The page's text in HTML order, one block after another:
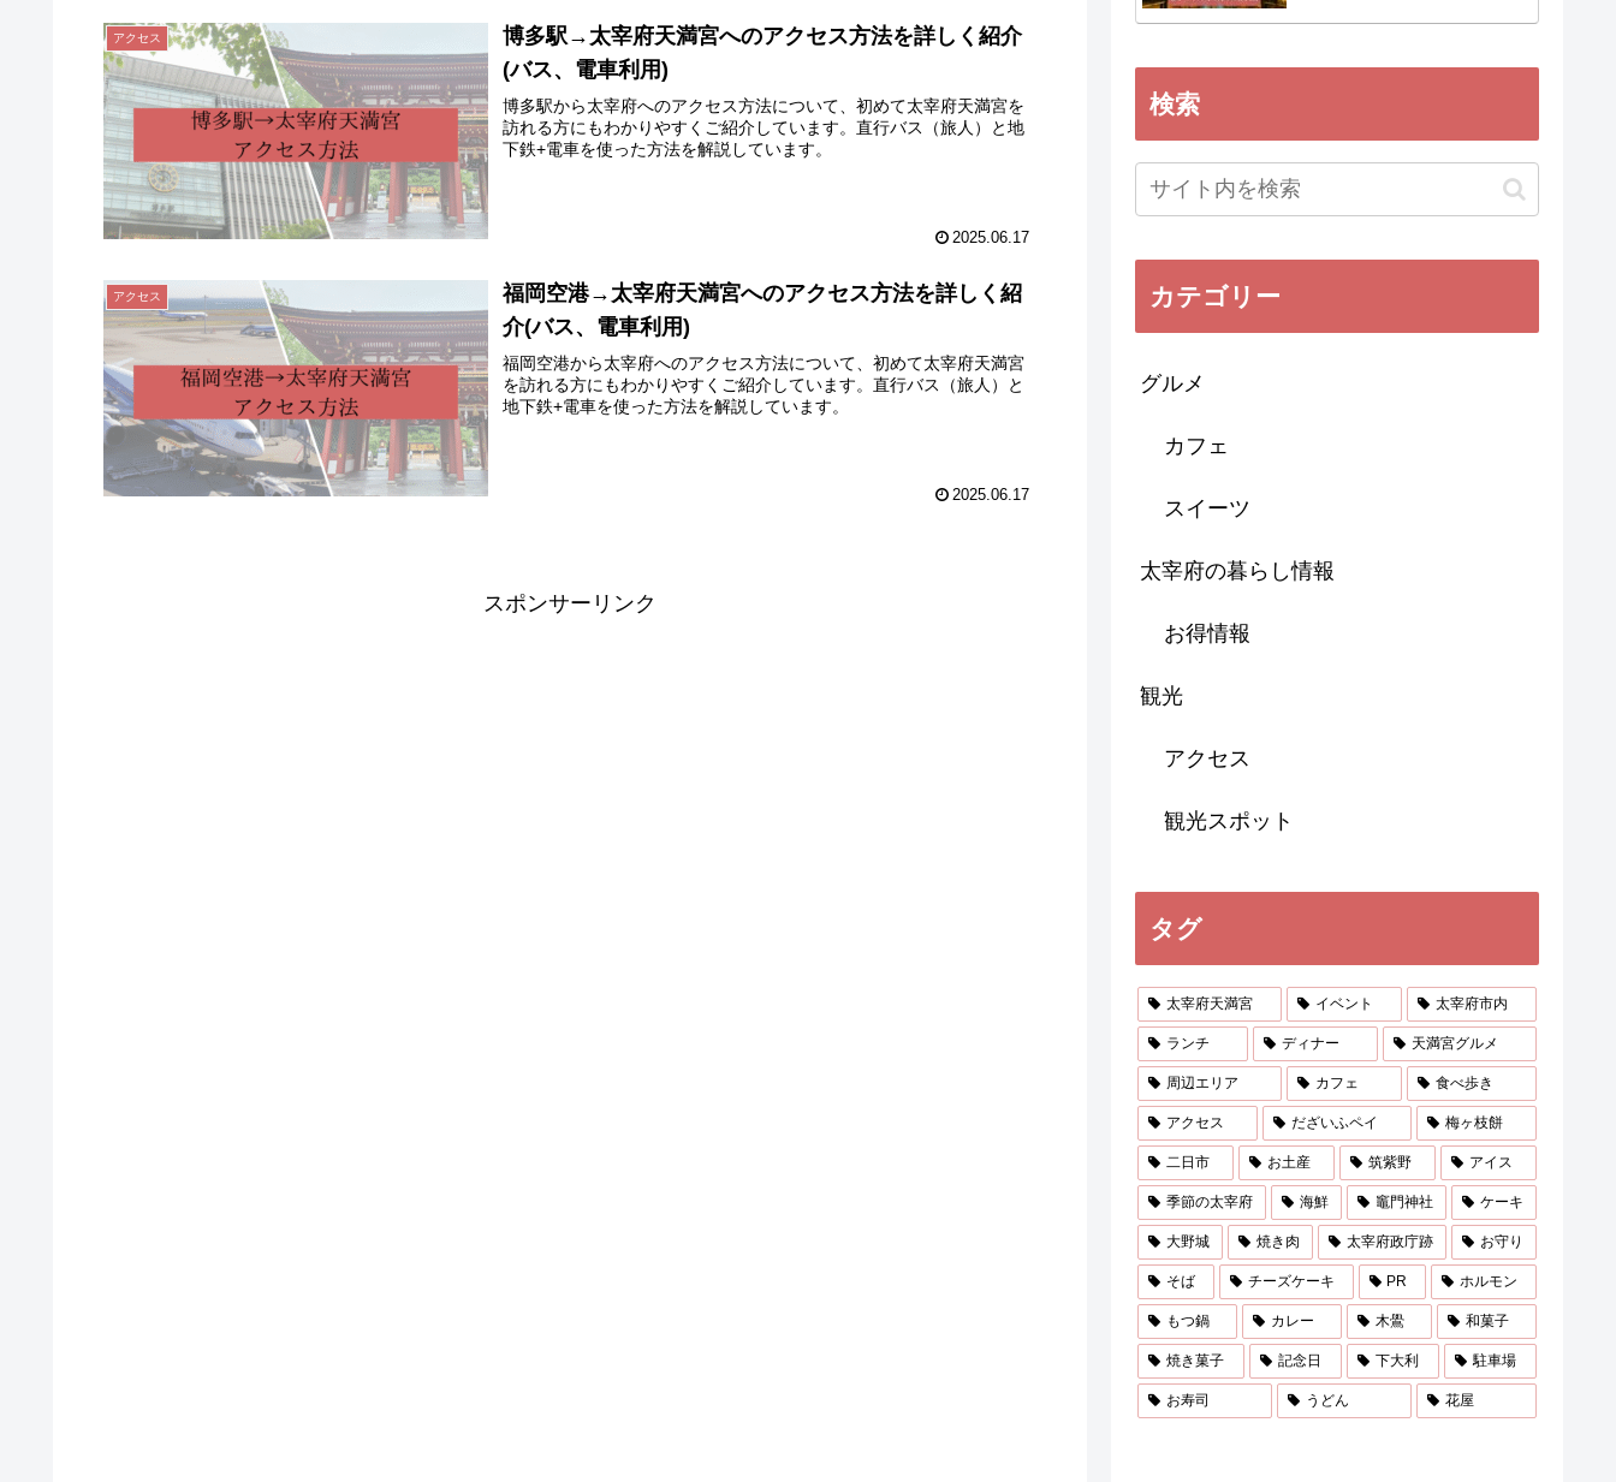
アクセス
博多駅→太宰府天満宮へのアクセス方法を詳しく紹介
(バス、電車利用)
博多駅から太宰府へのアクセス方法について、初めて太宰府天満宮を
訪れる方にもわかりやすくご紹介しています。直行バス（旅人）と地
下鉄+電車を使った方法を解説しています。
2025.06.17
アクセス
福岡空港→太宰府天満宮へのアクセス方法を詳しく紹
介(バス、電車利用)
福岡空港から太宰府へのアクセス方法について、初めて太宰府天満宮
を訪れる方にもわかりやすくご紹介しています。直行バス（旅人）と
地下鉄+電車を使った方法を解説しています。
2025.06.17
スポンサーリンク
検索
カテゴリー
グルメ
カフェ
スイーツ
太宰府の暮らし情報
お得情報
観光
アクセス
観光スポット
タグ
太宰府天満宮 イベント 太宰府市内
ランチ ディナー 天満宮グルメ
周辺エリア カフェ 食べ歩き
アクセス だざいふペイ 梅ヶ枝餅
二日市 お土産 筑紫野 アイス
季節の太宰府 海鮮 竈門神社 ケーキ
大野城 焼き肉 太宰府政庁跡 お守り
そば チーズケーキ PR ホルモン
もつ鍋 カレー 木鷽 和菓子
焼き菓子 記念日 下大利 駐車場
お寿司 うどん 花屋